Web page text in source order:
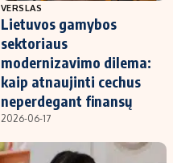
VERSLAS
Lietuvos gamybos
sektoriaus
modernizavimo dilema:
kaip atnaujinti cechus
neperdegant finansų
2026-06-17